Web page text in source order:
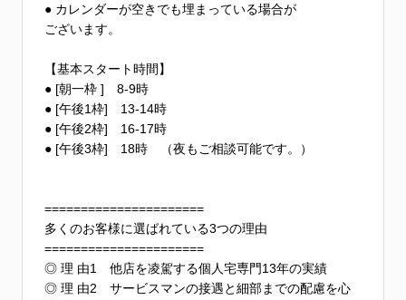
● カレンダーが空きでも埋まっている場合が
ございます。
【基本スタート時間】
● [朝一枠 ] 8-9時
● [午後1枠] 13-14時
● [午後2枠] 16-17時
● [午後3枠] 18時 （夜もご相談可能です。）
======================
多くのお客様に選ばれている3つの理由
======================
◎ 理 由1 他店を凌駕する個人宅専門13年の実績
◎ 理 由2 サービスマンの接遇と細部までの配慮を心